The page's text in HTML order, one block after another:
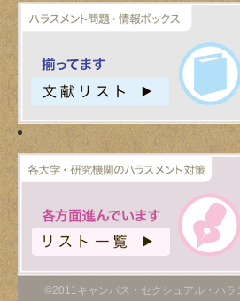
©2011キャンパス・セクシュアル・ハラ